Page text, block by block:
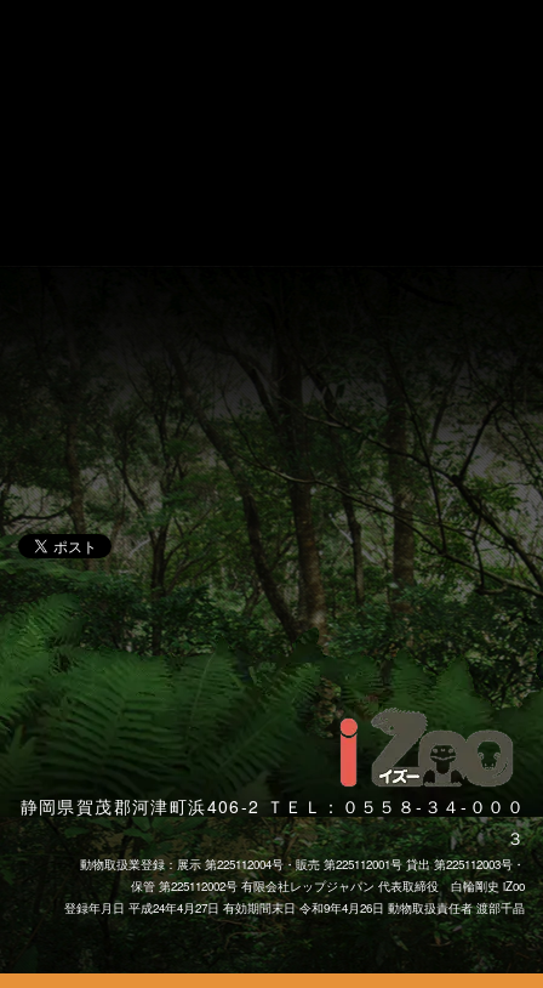
静岡県賀茂郡河津町浜406-2 ＴＥＬ：０５５８-３４-０００
３
動物取扱業登録：展示 第225112004号・販売 第225112001号 貸出 第225112003号・
保管 第225112002号 有限会社レップジャパン 代表取締役 白輪剛史 iZoo
登録年月日 平成24年4月27日 有効期間末日 令和9年4月26日 動物取扱責任者 渡部千晶